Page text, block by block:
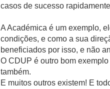
casos de sucesso
A Académica é um exemplo,
condições, e como a sua
beneficiados por isso, e não
O CDUP é outro bom
também.
E muitos outros existem! E